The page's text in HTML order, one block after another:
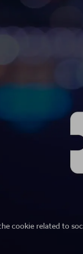
cookie related to